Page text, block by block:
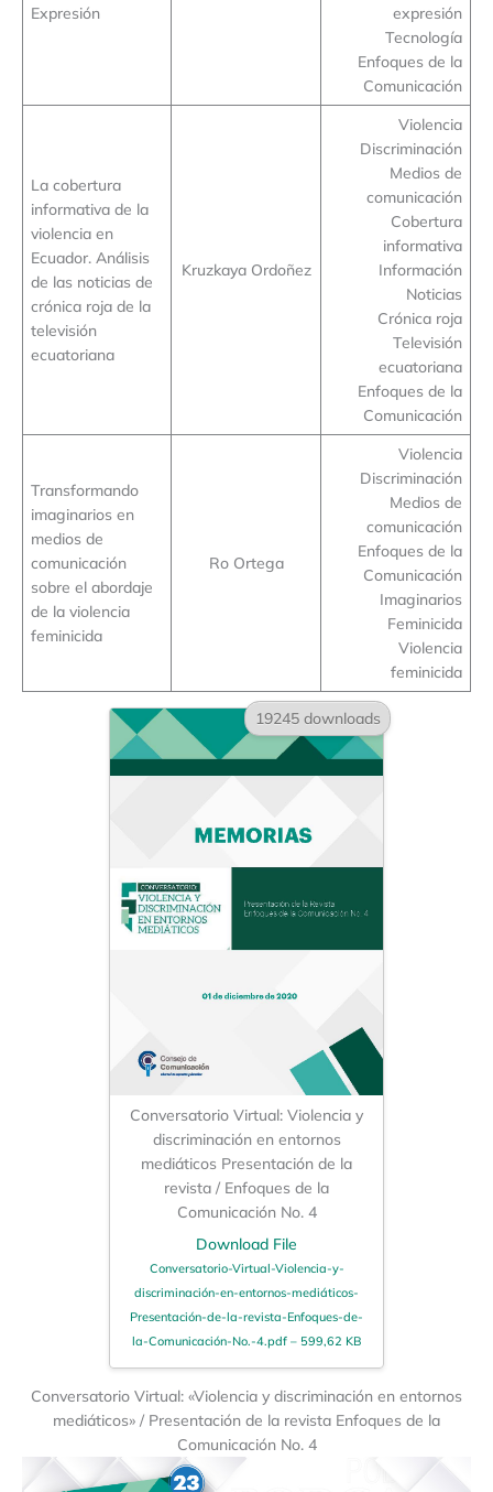
Expresión
expresión
Tecnología
Enfoques de la
Comunicación
La cobertura
informativa de la
violencia en
Ecuador. Análisis
de las noticias de
crónica roja de la
televisión
ecuatoriana
Kruzkaya Ordoñez
Violencia
Discriminación
Medios de
comunicación
Cobertura
informativa
Información
Noticias
Crónica roja
Televisión
ecuatoriana
Enfoques de la
Comunicación
Transformando
imaginarios en
medios de
comunicación
sobre el abordaje
de la violencia
feminicida
Ro Ortega
Violencia
Discriminación
Medios de
comunicación
Enfoques de la
Comunicación
Imaginarios
Feminicida
Violencia
feminicida
19245 downloads
Conversatorio Virtual: Violencia y
discriminación en entornos
mediáticos Presentación de la
revista / Enfoques de la
Comunicación No. 4
Download File
Conversatorio-Virtual-Violencia-y-
discriminación-en-entornos-mediáticos-
Presentación-de-la-revista-Enfoques-de-
la-Comunicación-No.-4.pdf – 599,62 KB
Conversatorio Virtual: «Violencia y discriminación en entornos
mediáticos» / Presentación de la revista Enfoques de la
Comunicación No. 4